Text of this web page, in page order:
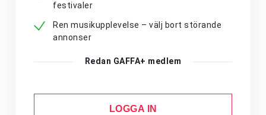
festivaler
Ren musikupplevelse – välj bort störande
annonser
Redan GAFFA+ medlem
LOGGA IN